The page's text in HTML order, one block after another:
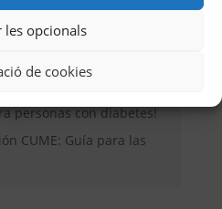
les opcionals
de cookies
reunión en el Parlament
borrador de la
personas con diabetes!
CUME: Guía para las